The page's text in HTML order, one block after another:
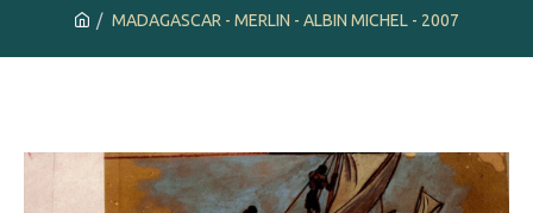
MADAGASCAR - MERLIN - ALBIN MICHEL - 2007